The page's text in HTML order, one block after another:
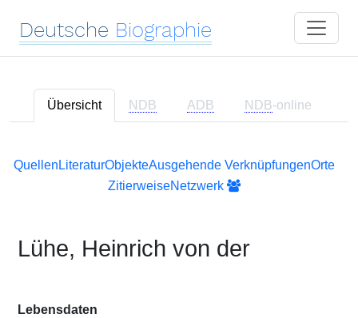
Deutsche Biographie
Übersicht NDB ADB NDB-online
Quellen LiteraturObjekteAusgehende VerknüpfungenOrte
ZitierweiseNetzwerk
Lühe, Heinrich von der
Lebensdaten